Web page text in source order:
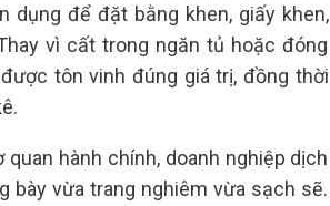
dụng để đặt bằng khen, giấy khen,
vì cất trong ngăn tủ hoặc đóng
tôn vinh đúng giá trị, đồng thời
hành chính, doanh nghiệp dịch
bày vừa trang nghiêm vừa sạch sẽ.